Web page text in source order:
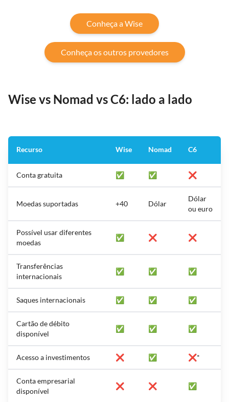
Conheça a Wise
Conheça os outros provedores
Wise vs Nomad vs C6: lado a lado
Recurso Wise Nomad C6
Conta gratuita ✅ ✅ ❌
Moedas suportadas +40 Dólar
Dólar
ou euro
Possível usar diferentes
moedas
✅ ❌ ❌
Transferências
internacionais
✅ ✅ ✅
Saques internacionais ✅ ✅ ✅
Cartão de débito
disponível
✅ ✅ ✅
Acesso a investimentos ❌ ✅ ❌*
Conta empresarial
disponível
❌ ❌ ✅